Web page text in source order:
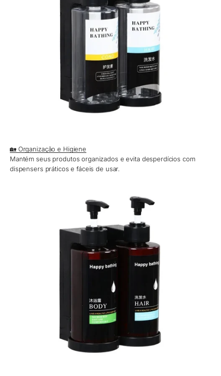
🏡 Organização e Higiene
Mantém seus produtos organizados e evita desperdícios com
dispensers práticos e fáceis de usar.